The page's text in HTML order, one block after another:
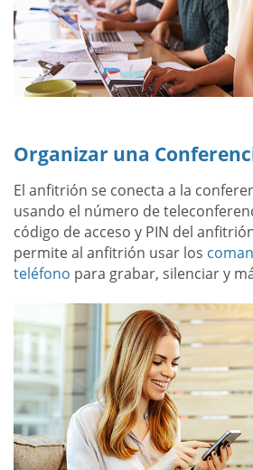
Organizar una
El anfitrión se conecta a la
usando el número de
código de acceso y PIN del
permite al anfitrión usar los
teléfono para grabar, silenciar y